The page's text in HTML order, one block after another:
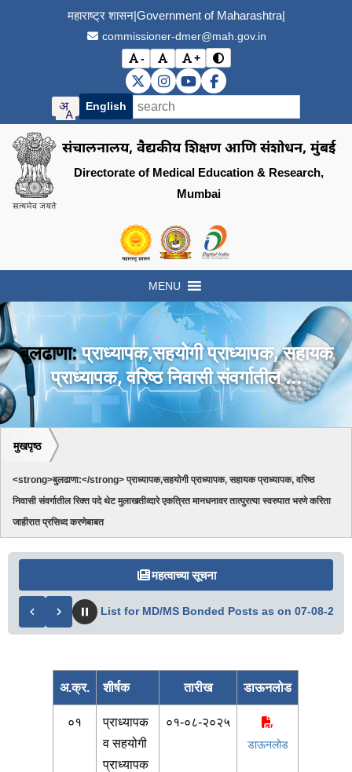
महाराष्ट्र शासन|Government of Maharashtra|
commissioner-dmer@mah.gov.in
-
अक्षर आकार कमी करा (Decrease font size)
मूळ अक्षर आकार (Reset font size)
+
अक्षर आकार वाढवा (Increase font
विरोधाभास मोड बदला
DMER X (Twitter)
DMER Instagram
DMER YouTube
DMER Facebook
English
संचालनालय, वैद्यकीय शिक्षण आणि संशोधन, मुंबई
Directorate of Medical Education & Research,
Mumbai
Visit the Government of Maharashtra
Visit the Directorate of
MENU
बुलढाणा:प्राध्यापक,सहयोगी प्राध्यापक, सहायक
प्राध्यापक, वरिष्ठ निवासी संवर्गातील ...
मुखपृष्ठ
<strong>बुलढाणा:</strong> प्राध्यापक,सहयोगी प्राध्यापक, सहायक प्राध्यापक, वरिष्ठ
निवासी संवर्गातील रिक्त पदे थेट मुलाखतीव्दारे एकत्रित मानधनावर तात्पुरत्या स्वरुपात भरणे करिता
जाहीरात प्रसिध्द करणेबाबत
महत्वाच्या सूचना
Candidate List for MD/MS Bonded Posts as on 07-08-2026
अ.क्र. शीर्षक तारीख डाऊनलोड
०१
प्राध्यापक
व सहयोगी
प्राध्यापक
०१-०८-२०२५
डाऊनलोड